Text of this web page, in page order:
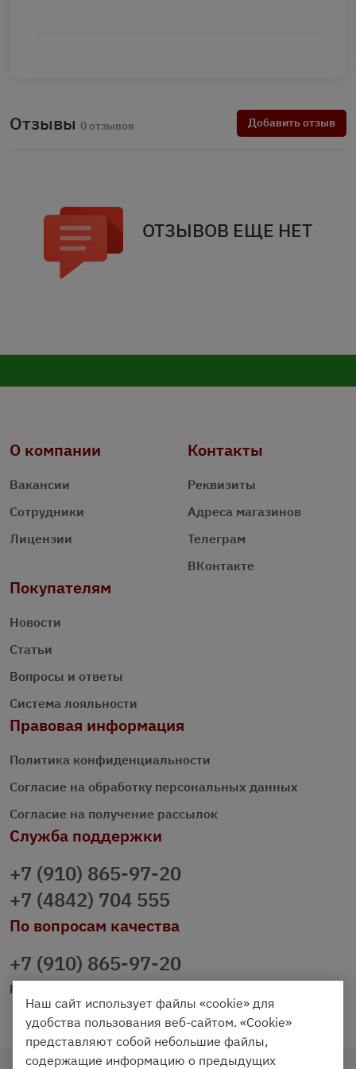
Отзывы 0 отзывов Добавить отзыв
ОТЗЫВОВ ЕЩЕ НЕТ
О компании
Вакансии
Сотрудники
Лицензии
Контакты
Реквизиты
Адреса магазинов
Телеграм
ВКонтакте
Покупателям
Новости
Статьи
Вопросы и ответы
Система лояльности
Правовая информация
Политика конфиденциальности
Согласие на обработку персональных данных
Согласие на получение рассылок
Служба поддержки
+7 (910) 865-97-20
+7 (4842) 704 555
По вопросам качества
+7 (910) 865-97-20
prazdnichniy40@palmi.ru
Наш сайт использует файлы «cookie» для
удобства пользования веб-сайтом. «Cookie»
представляют собой небольшие файлы,
содержащие информацию о предыдущих